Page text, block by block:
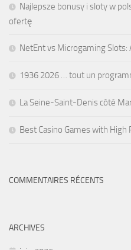
Najlepsze bonusy i sloty w
ofertę
NetEnt vs Microgaming Slots:
1936 2026 … tout un
La Seine-Saint-Denis côté
Best Casino Games with High
COMMENTAIRES RÉCENTS
ARCHIVES